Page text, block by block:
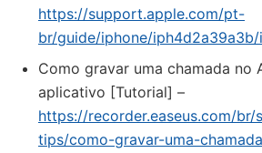
https://support.apple.com/pt-
br/guide/iphone/
Como gravar uma chamada no
aplicativo [Tutorial] –
https://recorder.easeus.com/
tips/como-gravar-uma-